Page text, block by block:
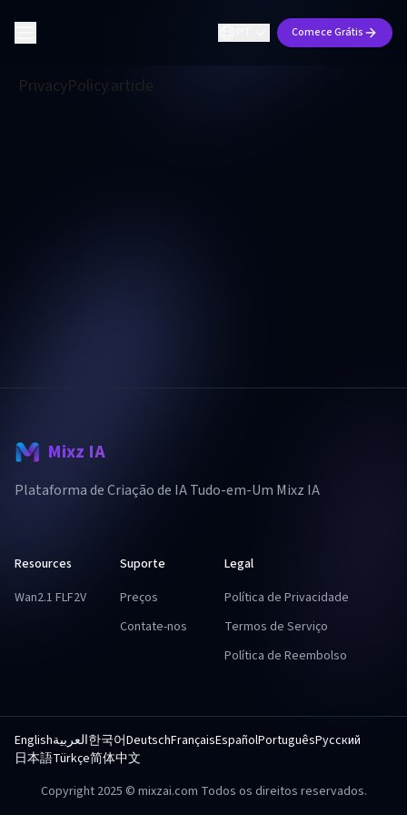
Comece Grátis
PrivacyPolicy.article
Mixz IA
Plataforma de Criação de IA Tudo-em-Um Mixz IA
Resources
Wan2.1 FLF2V
Suporte
Preços
Contate-nos
Legal
Política de Privacidade
Termos de Serviço
Política de Reembolso
Englishالعربية한국어DeutschFrançaisEspañolPortuguêsРусский
日本語Türkçe简体中文
Copyright 2025 © mixzai.com Todos os direitos reservados.